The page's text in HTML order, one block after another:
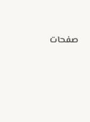
صفحات